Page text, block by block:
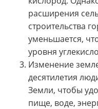
расширения
строительства
уменьшается,
уровня
Изменение
десятилетия
Земли, чтобы
пище, воде,